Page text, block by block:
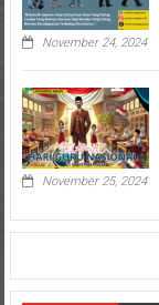
November 24, 2024
November 25, 2024